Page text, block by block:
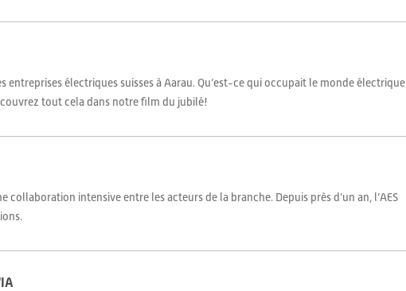
entreprises électriques suisses à Aarau. Qu’est-ce qui occupait le monde électrique
tout cela dans notre film du jubilé!
intensive entre les acteurs de la branche. Depuis près d’un an, l’AES